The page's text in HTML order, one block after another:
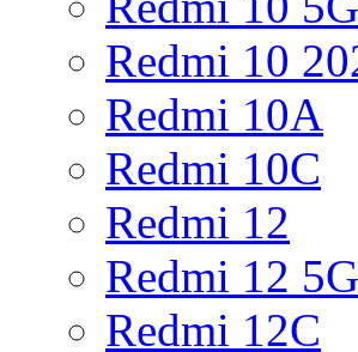
Redmi 10
Redmi 10A
Redmi 10C
Redmi 12
Redmi 12 5G
Redmi 12C